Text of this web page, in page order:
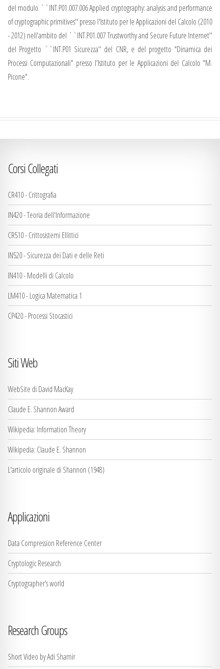
del modulo ``INT.P01.007.006 Applied cryptography: analysis and performance
of cryptographic primitives'' presso l'Istituto per le Applicazioni del Calcolo (2010
- 2012) nell'ambito del ``INT.P01.007 Trustworthy and Secure Future Internet''
del Progetto ``INT.P01 Sicurezza'' del CNR, e del progetto "Dinamica dei
Processi Computazionali" presso l'Istituto per le Applicazioni del Calcolo "M.
Picone".
Corsi Collegati
CR410 - Crittografia
IN420 - Teoria dell'Informazione
CR510 - Crittosistemi Ellittici
IN520 - Sicurezza dei Dati e delle Reti
IN410 - Modelli di Calcolo
LM410 - Logica Matematica 1
CP420 - Processi Stocastici
Siti Web
WebSite di David MacKay
Claude E. Shannon Award
Wikipedia: Information Theory
Wikipedia: Claude E. Shannon
L'articolo originale di Shannon (1948)
Applicazioni
Data Compression Reference Center
Cryptologic Research
Cryptographer's world
Research Groups
Short Video by Adi Shamir